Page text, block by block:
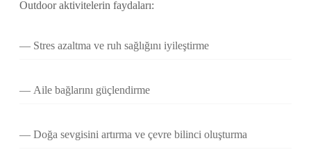
Outdoor aktivitelerin faydaları:
Stres azaltma ve ruh sağlığını iyileştirme
Aile bağlarını güçlendirme
Doğa sevgisini artırma ve çevre bilinci oluşturma